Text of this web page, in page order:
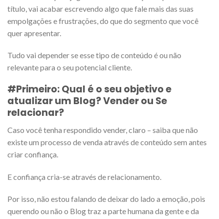
título, vai acabar escrevendo algo que fale mais das suas
empolgações e frustrações, do que do segmento que você
quer apresentar.
Tudo vai depender se esse tipo de conteúdo é ou não
relevante para o seu potencial cliente.
#Primeiro: Qual é o seu objetivo e
atualizar um Blog? Vender ou Se
relacionar?
Caso você tenha respondido vender, claro – saiba que não
existe um processo de venda através de conteúdo sem antes
criar confiança.
E confiança cria-se através de relacionamento.
Por isso, não estou falando de deixar do lado a emoção, pois
querendo ou não o Blog traz a parte humana da gente e da